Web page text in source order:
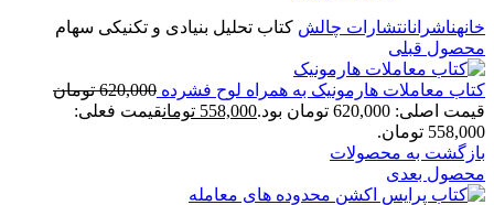
خانهناشرانانتشارات چالش کتاب تحلیل بنیادی و تکنیکی سهام
محصول قبلی
کتاب معاملات هارمونیک به همراه لوح فشرده 620,000 تومان
قیمت اصلی: 620,000 تومان بود.
558,000 تومانقیمت فعلی:
558,000 تومان.
بازگشت به محصولات
محصول بعدی